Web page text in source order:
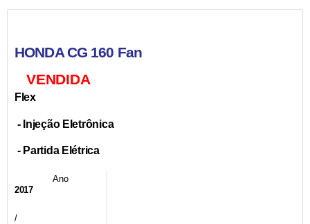
HONDA CG 160 Fan
VENDIDA
Flex
- Injeção Eletrônica
- Partida Elétrica
Ano
2017
/